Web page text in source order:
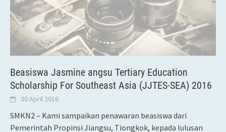
Beasiswa Jasmine angsu Tertiary Education
Scholarship For Southeast Asia (JJTES-SEA) 2016
30 April 2016
SMKN2 – Kami sampaikan penawaran beasiswa dari
Pemerintah Propinsi Jiangsu, Tiongkok, kepada lulusan